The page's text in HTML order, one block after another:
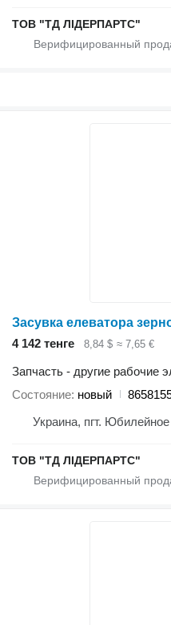
ТОВ "ТД ЛІДЕРПАРТС"
4 142 тенге 8,84 $ ≈ 7,65 €
Запчасть - другие рабочие
Состояние новый
Украина, пгт. Юбилейное
ТОВ "ТД ЛІДЕРПАРТС"